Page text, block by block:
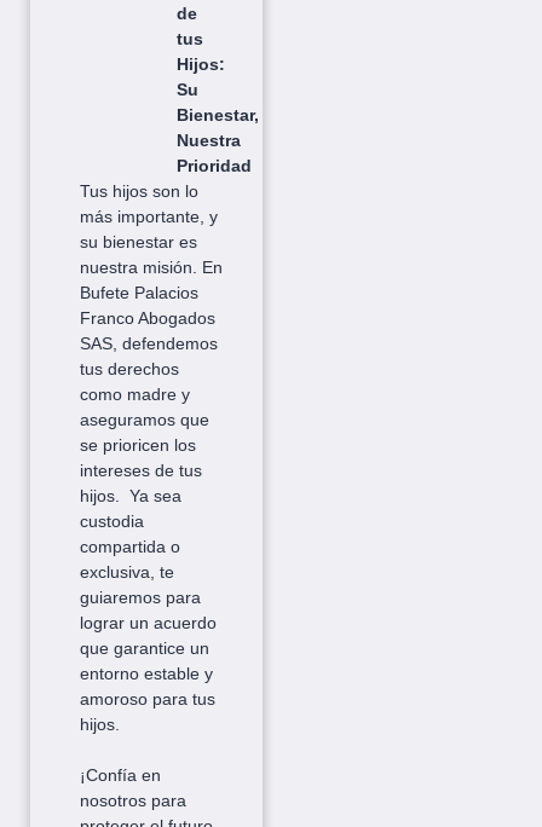
de
tus
Hijos:
Su
Bienestar,
Nuestra
Prioridad
Tus hijos son lo
más importante, y
su bienestar es
nuestra misión. En
Bufete Palacios
Franco Abogados
SAS, defendemos
tus derechos
como madre y
aseguramos que
se prioricen los
intereses de tus
hijos. Ya sea
custodia
compartida o
exclusiva, te
guiaremos para
lograr un acuerdo
que garantice un
entorno estable y
amoroso para tus
hijos.
¡Confía en
nosotros para